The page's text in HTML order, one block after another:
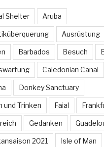
Shelter Aruba
Ausrüstung
Barbados Besuch
Caledonian Canal
Donkey Sanctuary
und Trinken Faial
Gedanken
2021 Isle of Man